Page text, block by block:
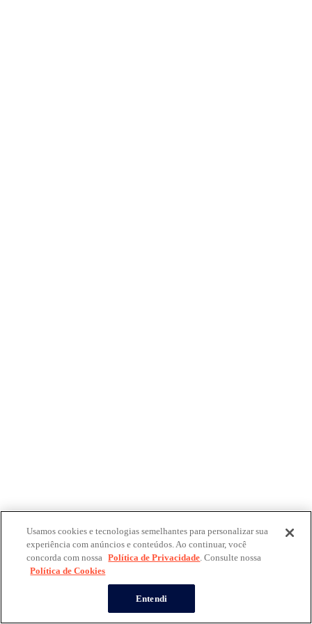
Usamos cookies e tecnologias semelhantes para personalizar sua
experiência com anúncios e conteúdos. Ao continuar, você
concorda com nossa Política de Privacidade. Consulte nossa
Política de Cookies
Entendi